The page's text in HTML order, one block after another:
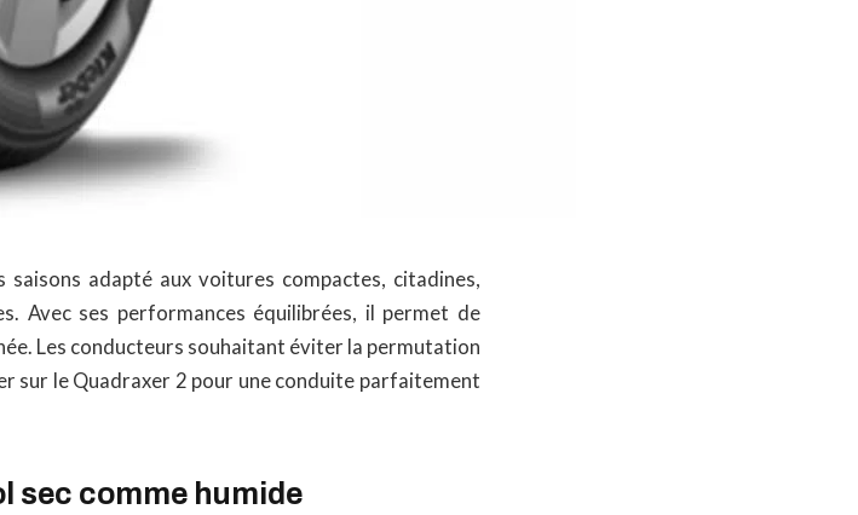
adapté aux voitures compactes, citadines,
Avec ses performances équilibrées, il permet de
Les conducteurs souhaitant éviter la permutation
sur le Quadraxer 2 pour une conduite parfaitement
sec comme humide